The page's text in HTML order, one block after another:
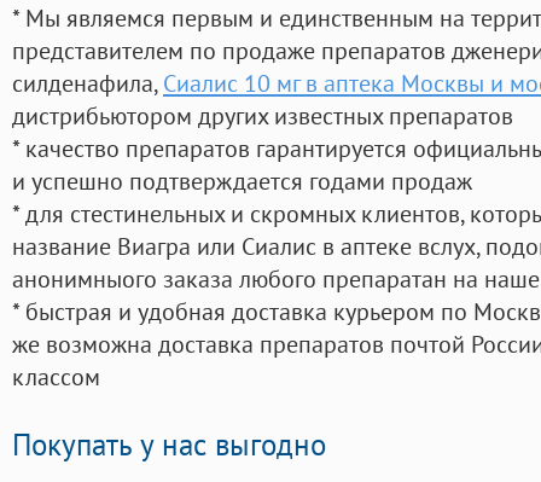
* Мы являемся первым и единственным на
представителем по продаже препаратов
силденафила, Сиалис 10 мг в аптека Москвы и
дистрибьютором других известных препаратов
* качество препаратов гарантируется
и успешно подтверждается годами продаж
* для стестинельных и скромных клиентов,
название Виагра или Сиалис в аптеке вслух,
анонимныого заказа любого препаратан на
* быстрая и удобная доставка курьером по
же возможна доставка препаратов почтой
классом
Покупать у нас выгодно